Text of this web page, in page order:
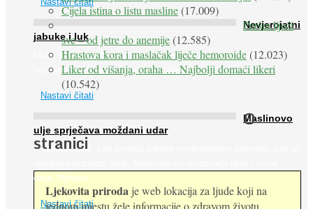
Nevjerojatni
jabuke i luk
Muče li vas tegobe vezane uz srce, oči i živce, od kojih pati
većina dijabetičara u kasnijem stadiju bolesti, jabuke ...
Nastavi čitati
Maslinovo
ulje sprječava moždani udar
Maslinovo ulje, kao osnova zdrave mediteranske prehrane, već je
dalje. Njihovo ...
Nastavi čitati
Cijela istina o listu masline(17.009)
Peršin liječi
sve – od jetre do anemije(12.585)
Hrastova kora i maslačak liječe hemoroide(12.023)
Liker od višanja, oraha … Najbolji domaći likeri
(10.542)
O
stranici
Ljekovita priroda je web lokacija za ljude koji na
jednom mjestu žele informacije o zdravom životu,